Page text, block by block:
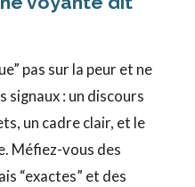
pas sur la peur et ne
signaux : un discours
un cadre clair, et le
Méfiez-vous des
“exactes” et des